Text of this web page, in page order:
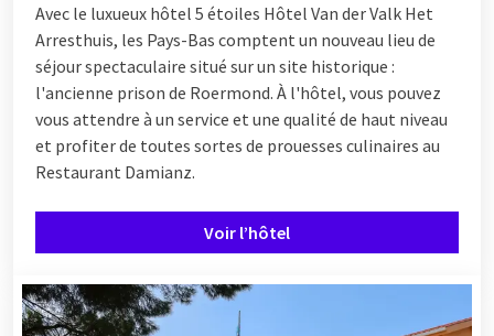
Avec le luxueux hôtel 5 étoiles Hôtel Van der Valk Het
Arresthuis, les Pays-Bas comptent un nouveau lieu de
séjour spectaculaire situé sur un site historique :
l'ancienne prison de Roermond. À l'hôtel, vous pouvez
vous attendre à un service et une qualité de haut niveau
et profiter de toutes sortes de prouesses culinaires au
Restaurant Damianz.
Voir l’hôtel